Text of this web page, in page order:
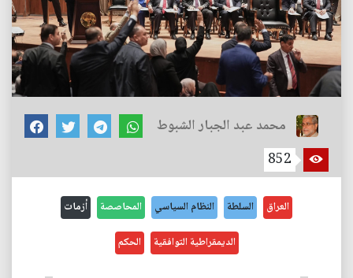
محمد عبد الجبار الشبوط
852
العراق السلطة النظام السياسي المحاصصة أزمات
الديمقراطية التوافقية الحكم